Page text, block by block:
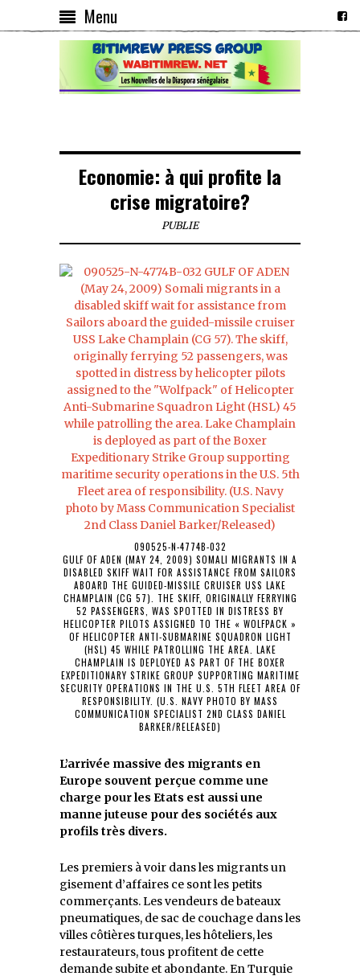
Menu
Economie: à qui profite la
crise migratoire?
PUBLIE
090525-N-4774B-032
GULF OF ADEN (MAY 24, 2009) SOMALI MIGRANTS IN A
DISABLED SKIFF WAIT FOR ASSISTANCE FROM SAILORS
ABOARD THE GUIDED-MISSILE CRUISER USS LAKE
CHAMPLAIN (CG 57). THE SKIFF, ORIGINALLY FERRYING
52 PASSENGERS, WAS SPOTTED IN DISTRESS BY
HELICOPTER PILOTS ASSIGNED TO THE « WOLFPACK »
OF HELICOPTER ANTI-SUBMARINE SQUADRON LIGHT
(HSL) 45 WHILE PATROLLING THE AREA. LAKE
CHAMPLAIN IS DEPLOYED AS PART OF THE BOXER
EXPEDITIONARY STRIKE GROUP SUPPORTING MARITIME
SECURITY OPERATIONS IN THE U.S. 5TH FLEET AREA OF
RESPONSIBILITY. (U.S. NAVY PHOTO BY MASS
COMMUNICATION SPECIALIST 2ND CLASS DANIEL
BARKER/RELEASED)
L’arrivée massive des migrants en
Europe souvent perçue comme une
charge pour les Etats est aussi une
manne juteuse pour des sociétés aux
profils très divers.
Les premiers à voir dans les migrants un
gisement d’affaires ce sont les petits
commerçants. Les vendeurs de bateaux
pneumatiques, de sac de couchage dans les
villes côtières turques, les hôteliers, les
restaurateurs, tous profitent de cette
demande subite et abondante. En Turquie